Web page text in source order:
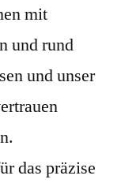
mit
und rund
und unser
das präzise